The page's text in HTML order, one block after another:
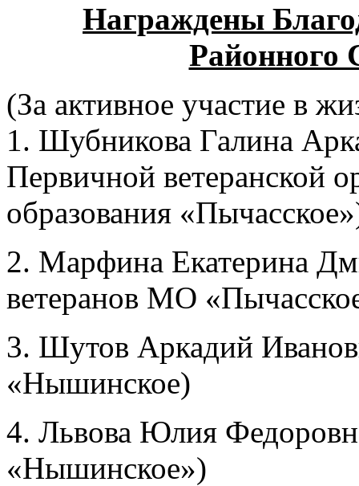
Награждены
Районного
(За активное участие в
1. Шубникова Галина
Первичной ветеранской
образования
2. Марфина Екатерина
ветеранов МО
3. Шутов Аркадий
«Нышинское)
4. Львова Юлия
«Нышинское»)